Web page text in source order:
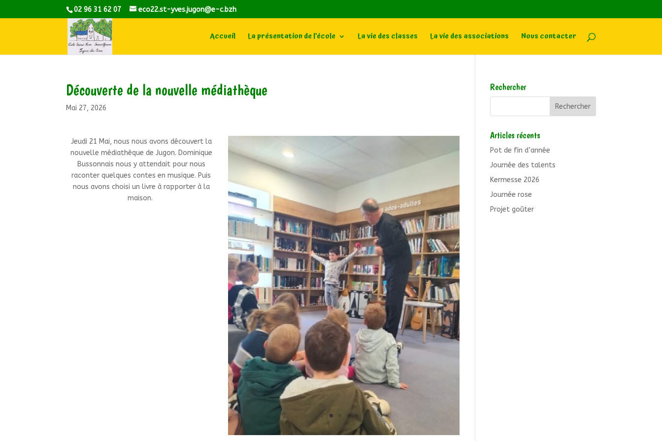
02 96 31 62 07 eco22.st-yves.jugon@e-c.bzh
Accueil La présentation de l’école La vie des classes La vie des associations Nous contacter
Découverte de la nouvelle médiathèque
Mai 27, 2026
Jeudi 21 Mai, nous nous avons découvert la
nouvelle médiathèque de Jugon. Dominique
Bussonnais nous y attendait pour nous
raconter quelques contes en musique. Puis
nous avons choisi un livre à rapporter à la
maison.
Rechercher
Articles récents
Pot de fin d’année
Journée des talents
Kermesse 2026
Journée rose
Projet goûter